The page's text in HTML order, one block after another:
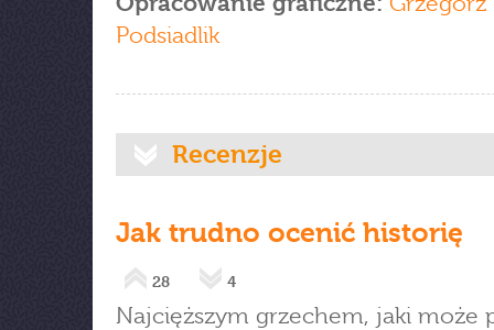
Podsiadlik
Recenzje
Jak trudno ocenić historię
28 4
Najcięższym grzechem, jaki może